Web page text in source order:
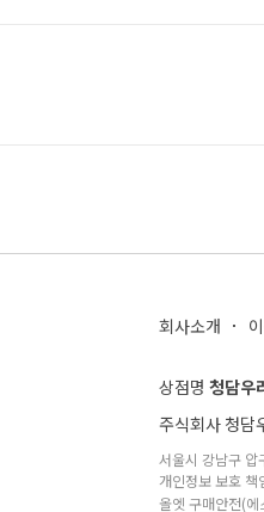
회사소개
상점명 청담우
주식회사 청담
서울시 강남구
개인정보 보호
올엣 구매안전(